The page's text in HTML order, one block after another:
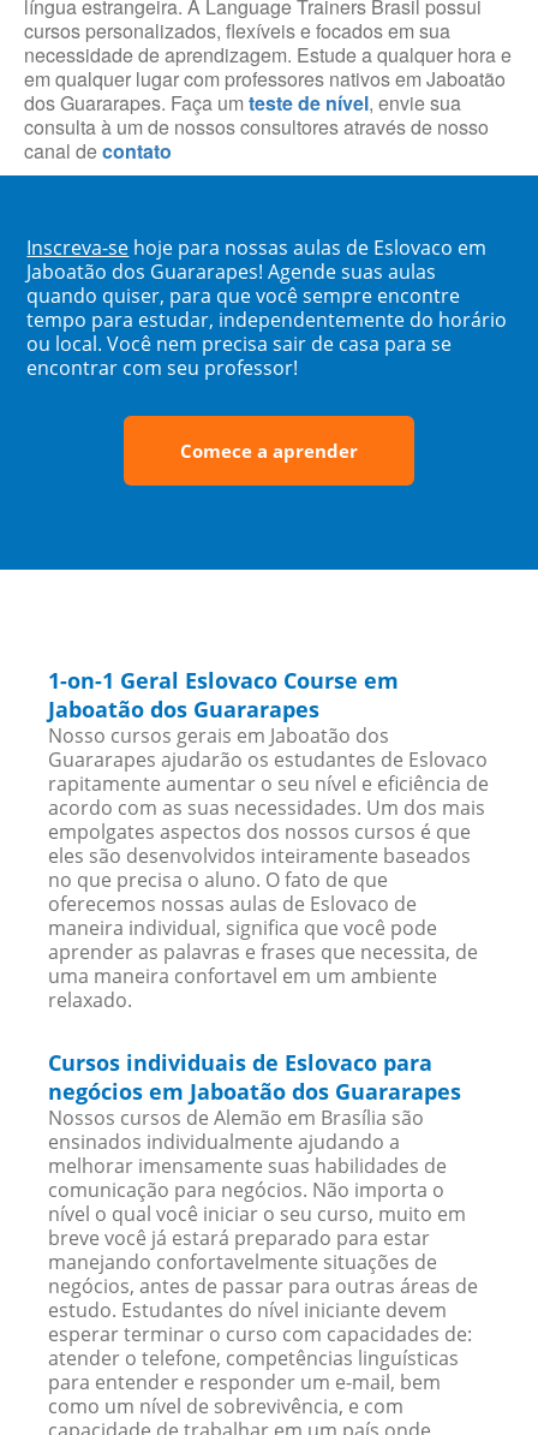
língua estrangeira. A Language Trainers Brasil possui
cursos personalizados, flexíveis e focados em sua
necessidade de aprendizagem. Estude a qualquer hora e
em qualquer lugar com professores nativos em Jaboatão
dos Guararapes. Faça um teste de nível, envie sua
consulta à um de nossos consultores através de nosso
canal decontato
Inscreva-se hoje para nossas aulas de Eslovaco em
Jaboatão dos Guararapes! Agende suas aulas
quando quiser, para que você sempre encontre
tempo para estudar, independentemente do horário
ou local. Você nem precisa sair de casa para se
encontrar com seu professor!
Comece a aprender
1-on-1 Geral Eslovaco Course em
Jaboatão dos Guararapes
Nosso cursos gerais em Jaboatão dos
Guararapes ajudarão os estudantes de Eslovaco
rapitamente aumentar o seu nível e eficiência de
acordo com as suas necessidades. Um dos mais
empolgates aspectos dos nossos cursos é que
eles são desenvolvidos inteiramente baseados
no que precisa o aluno. O fato de que
oferecemos nossas aulas de Eslovaco de
maneira individual, significa que você pode
aprender as palavras e frases que necessita, de
uma maneira confortavel em um ambiente
relaxado.
Cursos individuais de Eslovaco para
negócios em Jaboatão dos Guararapes
Nossos cursos de Alemão em Brasília são
ensinados individualmente ajudando a
melhorar imensamente suas habilidades de
comunicação para negócios. Não importa o
nível o qual você iniciar o seu curso, muito em
breve você já estará preparado para estar
manejando confortavelmente situações de
negócios, antes de passar para outras áreas de
estudo. Estudantes do nível iniciante devem
esperar terminar o curso com capacidades de:
atender o telefone, competências linguísticas
para entender e responder um e-mail, bem
como um nível de sobrevivência, e com